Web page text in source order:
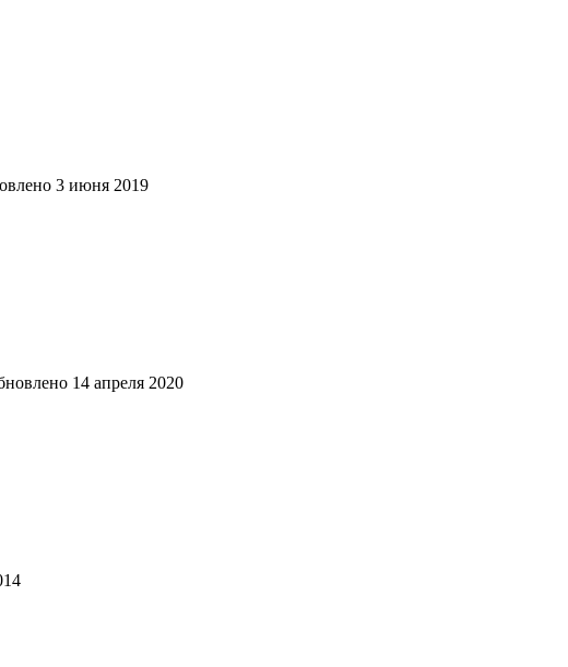
3 июня 2019
14 апреля 2020